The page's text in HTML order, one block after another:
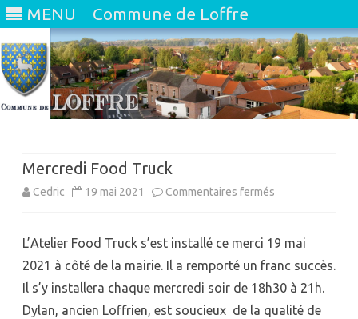
MENU Commune de Loffre
Mercredi Food Truck
Cedric 19 mai 2021 Commentaires fermés
Food
L’Atelier Food Truck s’est installé ce merci 19 mai
2021 à côté de la mairie. Il a remporté un franc succès.
Il s’y installera chaque mercredi soir de 18h30 à 21h.
Dylan, ancien Loffrien, est soucieux de la qualité de